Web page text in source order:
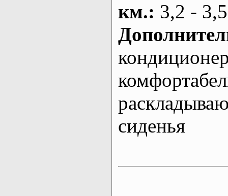
км.: 3,2 -
сиденья